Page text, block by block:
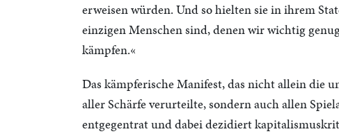
erweisen würden. Und so hielten sie in ihrem
einzigen Menschen sind, denen wir wichtig
kämpfen.«
Das kämpferische Manifest, das nicht allein
aller Schärfe verurteilte, sondern auch allen
entgegentrat und dabei dezidiert